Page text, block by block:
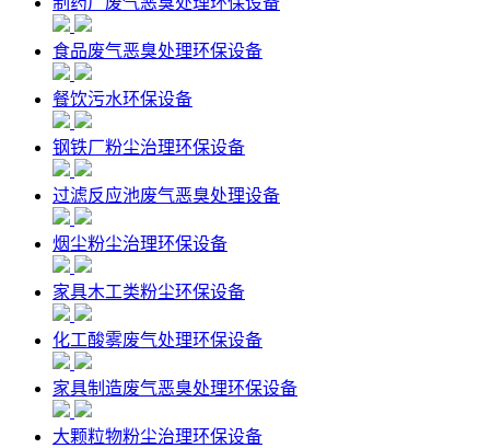
食品废气恶臭处理环保设备
餐饮污水环保设备
钢铁厂粉尘治理环保设备
过滤反应池废气恶臭处理设备
烟尘粉尘治理环保设备
家具木工类粉尘环保设备
化工酸雾废气处理环保设备
家具制造废气恶臭处理环保设备
大颗粒物粉尘治理环保设备